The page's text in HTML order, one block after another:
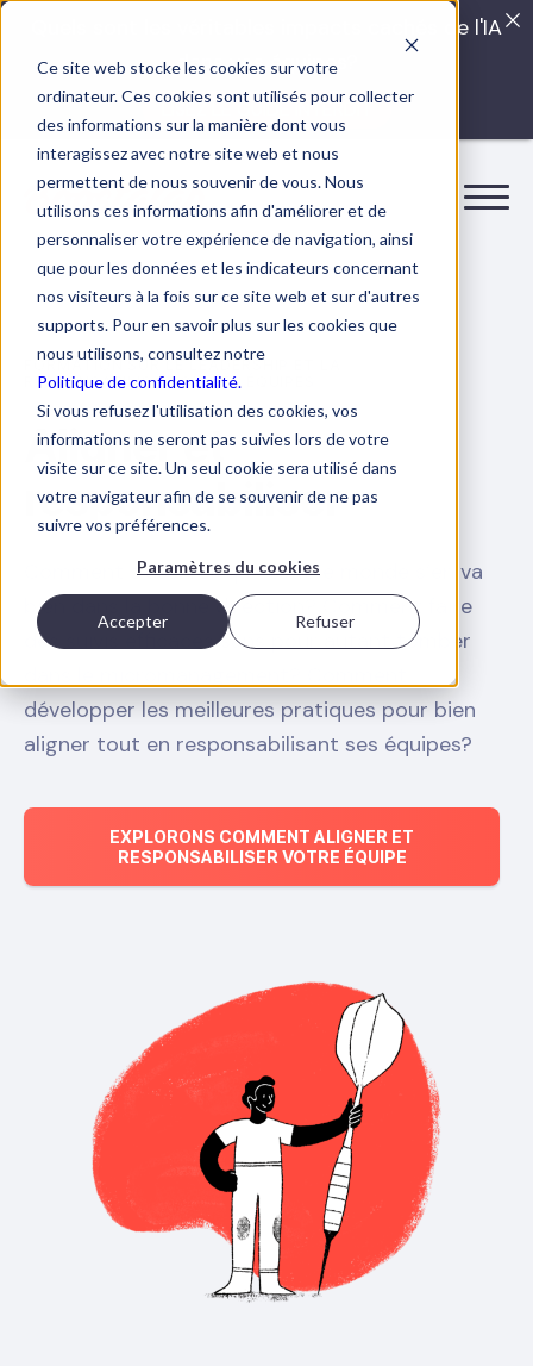
Ce site web stocke les cookies sur votre
ordinateur. Ces cookies sont utilisés pour collecter
des informations sur la manière dont vous
interagissez avec notre site web et nous
permettent de nous souvenir de vous. Nous
utilisons ces informations afin d'améliorer et de
personnaliser votre expérience de navigation, ainsi
que pour les données et les indicateurs concernant
nos visiteurs à la fois sur ce site web et sur d'autres
supports. Pour en savoir plus sur les cookies que
nous utilisons, consultez notre
Politique de confidentialité.
Si vous refusez l'utilisation des cookies, vos
informations ne seront pas suivies lors de votre
visite sur ce site. Un seul cookie sera utilisé dans
votre navigateur afin de se souvenir de ne pas
suivre vos préférences.
Paramètres du cookies
Accepter Refuser
FORMATION SUR LE LEADERSHIP ET LA
RESPONSABILISATION DES ÉQUIPES
Aligner et
responsabiliser
Comment s’assurer que tout le monde s’en va
bien dans la bonne direction? Comment faire
des suivis efficaces sans pour autant tomber
développer les meilleures pratiques pour bien
aligner tout en responsabilisant ses équipes?
EXPLORONS COMMENT ALIGNER ET
RESPONSABILISER VOTRE ÉQUIPE
Quels sont les véritables impacts cachés de l'IA
dans vos équipes?
LISEZ LE GUIDE INTERDIT